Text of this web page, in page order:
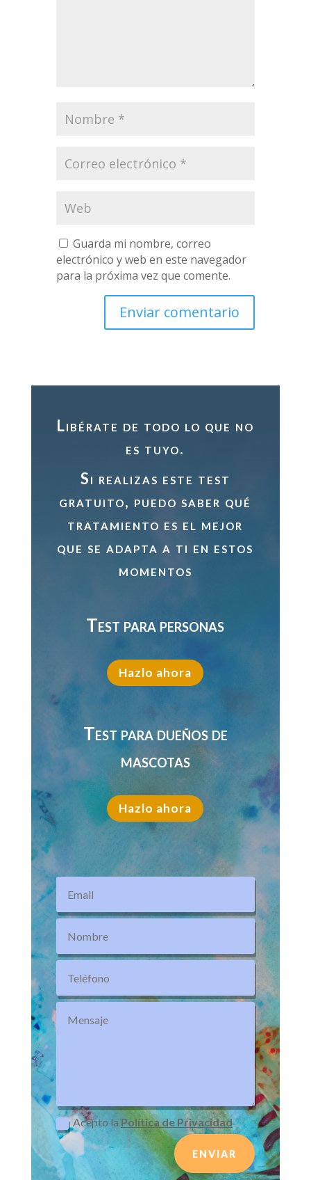
Guarda mi nombre, correo
electrónico y web en este navegador
para la próxima vez que comente.
Enviar comentario
Libérate de todo lo que no
es tuyo.
Si realizas este test
gratuito, puedo saber qué
tratamiento es el mejor
que se adapta a ti en estos
momentos
Test para personas
Hazlo ahora
Test para dueños de
mascotas
Hazlo ahora
Acepto la Política de Privacidad
ENVIAR